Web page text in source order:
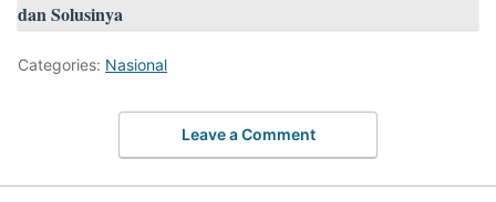
dan Solusinya
Categories: Nasional
Leave a Comment